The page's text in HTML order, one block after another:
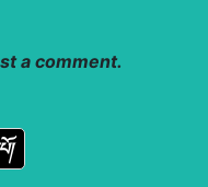
a comment.